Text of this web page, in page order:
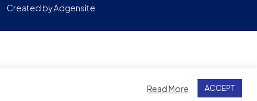
Created byAdgensite
Read More ACCEPT